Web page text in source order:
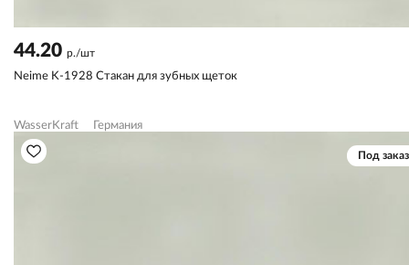
44.20 р./шт
Neime K-1928 Стакан для зубных щеток
WasserKraft Германия
Под заказ